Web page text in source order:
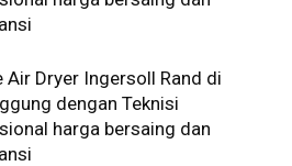
Air Dryer Ingersoll Rand di
dengan Teknisi
harga bersaing dan